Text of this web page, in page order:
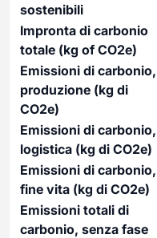
sostenibili
Impronta di carbonio
totale (kg of CO2e)
Emissioni di carbonio,
produzione (kg di
CO2e)
Emissioni di carbonio,
logistica (kg di CO2e)
Emissioni di carbonio,
fine vita (kg di CO2e)
Emissioni totali di
carbonio, senza fase